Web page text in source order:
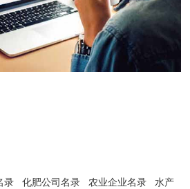
录 化肥公司名录 农业企业名录
水产